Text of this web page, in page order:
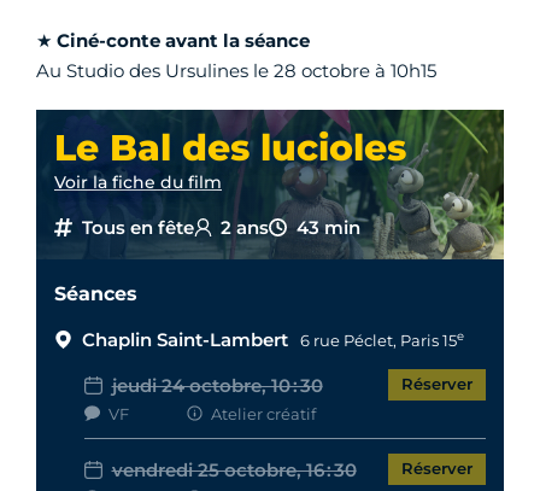
★ Ciné-conte avant la séance
Au Studio des Ursulines le 28 octobre à 10h15